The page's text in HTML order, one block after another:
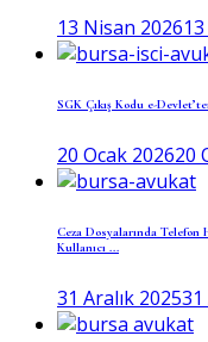
13 Nisan 2026
SGK Çıkış Kodu e-
20 Ocak 202620
Ceza Dosyalarında
Kullanıcı ...
31 Aralık 202531